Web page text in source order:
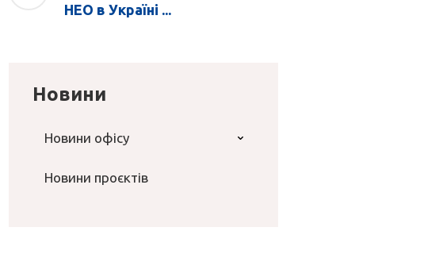
НЕО в Україні ...
Новини
Новини офісу
Новини проєктів